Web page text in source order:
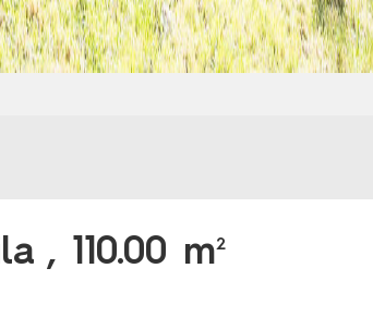
, 110.00 m2